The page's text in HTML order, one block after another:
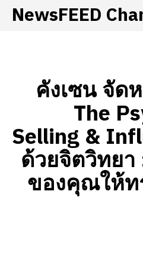
NewsFEED
คังเซน จัด
The
Selling &
ด้วยจิตวิทย
ของคุณให้ท